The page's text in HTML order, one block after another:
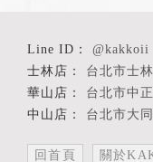
@kakkoii
台北市士
台北市中
台北市大
回首頁 關於